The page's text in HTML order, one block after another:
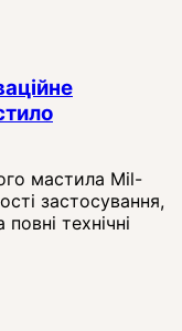
мастила Mil-
застосування,
технічні